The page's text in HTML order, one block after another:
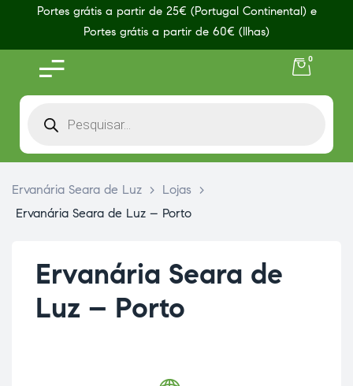
Portes grátis a partir de 25€ (Portugal Continental) e
Portes grátis a partir de 60€ (Ilhas)
0
Ervanária Seara de Luz > Lojas
>
Ervanária Seara de Luz – Porto
Ervanária Seara de
Luz – Porto